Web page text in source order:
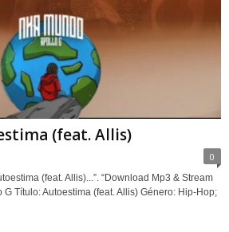
(feat. Allis)
0
(feat. Allis)...”. “Download Mp3 & Stream
G Título: Autoestima (feat. Allis) Género: Hip-Hop;